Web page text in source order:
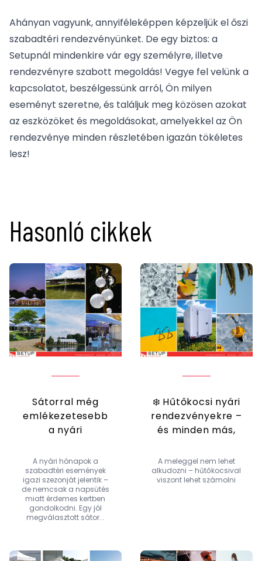
Ahányan vagyunk, annyiféleképpen képzeljük el őszi
szabadtéri rendezvényünket. De egy biztos: a
Setupnál mindenkire vár egy személyre, illetve
rendezvényre szabott megoldás! Vegye fel velünk a
kapcsolatot, beszélgessünk arról, Ön milyen
eseményt szeretne, és találjuk meg közösen azokat
az eszközöket és megoldásokat, amelyekkel az Ön
rendezvénye minden részletében igazán tökéletes
lesz!
Hasonló cikkek
Sátorral még
emlékezetesebb
a nyári
A nyári hónapok a
szabadtéri események
igazi szezonját jelentik –
de nemcsak a napsütés
miatt érdemes kertben
gondolkodni. Egy jól
megválasztott sátor...
❄️ Hűtőkocsi nyári
rendezvényekre –
és minden más,
lehet
A meleggel nem lehet
alkudozni – hűtőkocsival
viszont lehet számolni